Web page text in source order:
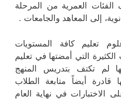
العمرية من المرحلة
إلى المعاهد والجامعات .
تعليم كافة المستويات
التي أمضتها في تعليم
لم تكتف بتدريس المنهج
قادرة أيضاً متابعة الطلاب
الاختبارات في نهاية العام